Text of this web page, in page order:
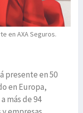
en AXA Seguros.
presente en 50
en Europa,
más de 94